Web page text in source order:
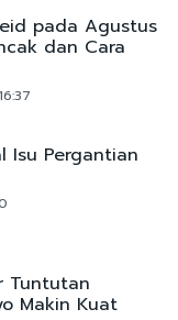
pada Agustus
dan Cara
Isu Pergantian
Tuntutan
Makin Kuat